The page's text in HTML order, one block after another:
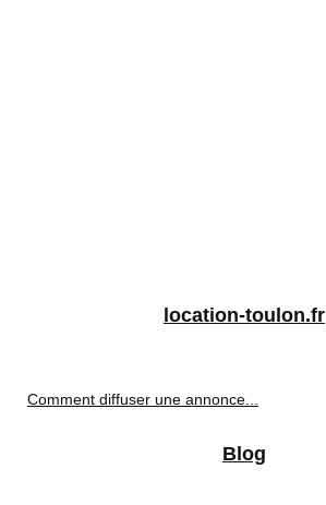
location-toulon.fr
Comment diffuser une annonce...
Blog